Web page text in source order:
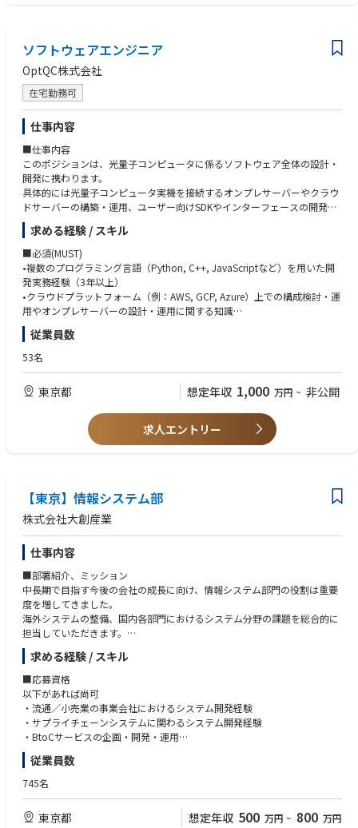
ソフトウェアエンジニア
OptQC株式会社
在宅勤務可
仕事内容
■仕事内容
このポジションは、光量子コンピュータに係るソフトウェア全体の設計・
開発に携わります。
具体的には光量子コンピュータ実機を接続するオンプレサーバーやクラウ
ドサーバーの構築・運用、ユーザー向けSDKやインターフェースの開発、
そしてそれらの認証や整備全般を担います。
•光量子コンピュータに関連するソフトウェアシステム（オンプレおよび
クラウドサーバー、認証システム）の設計、開発、運用
•ユーザー向けSDKやインターフェースの開発
•社内外のソフトウェア開発チームとの連携
•ハードウェア開発部門と密接に連携し、技術的な要件や課題を整理・調
•クライアントやユーザーとのコミュニケーションを通じて、フィードバッ
クを収集し、改善策を提案
■アピールポイント
会の課題解決を目指しています。
光を利用した次世代量子技術により、従来のコンピュータでは到達できな
とともに、新しい世界を切り開きませんか？
求める経験 / スキル
■必須(MUST)
•複数のプログラミング言語（Python, C++, JavaScriptなど）を用いた開
発実務経験（3年以上）
•クラウドプラットフォーム（例：AWS, GCP, Azure）上での構成検討・運
用やオンプレサーバーの設計・運用に関する知識
•UNIX/Linux環境での開発経験
•GitやGitLabなどのバージョン管理システム使用経験
•英語でのコミュニケーション能力
■歓迎(WANT)
•自社プロダクトの開発経験
•ユーザー認証・認可を含むシステムインフラの設計・実装経験
•SDKやAPIの設計・開発経験
•内部的な議論を英語でできること
•セキュリティ要件に基づくシステム設計経験
■その他(OTHER)
【求める人物像】
•スタートアップのスピード感や柔軟性を楽しめる方
•自社のプロダクトに愛着を持ち主体的に機能開発を進められる方
•複雑な技術的な問題を解決し、柔軟かつ効率的にプロジェクトを推進で
きる方
•チームやステークホルダーとの円滑なコミュニケーションが得意な方
•最新のテクノロジーに対して情熱を持ち、積極的に学び続ける姿勢を持
った方
•社内・社外の様々な人・企業と新たな価値を創造したい方。
従業員数
53名
東京都 想定年収 1,000 万円 ~ 非公開
求人エントリー
【東京】情報システム部
株式会社大創産業
仕事内容
■部署紹介、ミッション
中長期で目指す今後の会社の成長に向け、情報システム部門の役割は重要
度を増してきました。
海外システムの整備、国内各部門におけるシステム分野の課題を総合的に
担当していただきます。
下記記載の複数ポジションで幅広く人材の募集を実施しております。
皆様のご経験や得意分野、今後の希望キャリアを伺った上で、担当業務を
ご相談させいただきます。
【ポジション･業務内容 例】
①商品供給システムエンジニア
・大創産業のサプライチェーンを支える業務部門の抱える課題に対し、シ
・主な領域として、商品企画、発注、輸出入、物流、等の領域がありま
す。いずれもグローバルが対象となります。
・社内の業務部門と要件定義を行いますので、ITだけではなく、業務知識
も必要となりますが、入社後に知識習得して頂きます。
求める経験 / スキル
■応募資格
以下があれば尚可
・流通／小売業の事業会社におけるシステム開発経験
・サプライチェーンシステムに関わるシステム開発経験
・BtoCサービスの企画・開発・運用
・オープン系技術全般の知識
・クラウドサービスの知識
・システム保守運用の実務経験
従業員数
745名
東京都 想定年収 500 万円 ~ 800 万円